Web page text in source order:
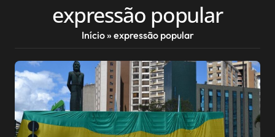
expressão popular
Início» expressão popular